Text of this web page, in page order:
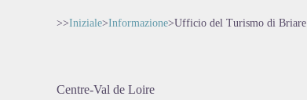
>>Iniziale>Informazione>Ufficio del Turismo di Briare
Centre-Val de Loire